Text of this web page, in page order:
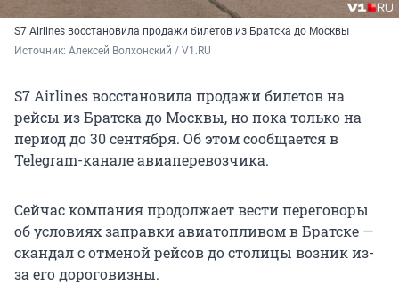
S7 Airlines восстановила продажи билетов из Братска до Москвы
Источник: Алексей Волхонский / V1.RU
S7 Airlines восстановила продажи билетов на
рейсы из Братска до Москвы, но пока только на
период до 30 сентября. Об этом сообщается в
Telegram-канале авиаперевозчика.
Сейчас компания продолжает вести переговоры
об условиях заправки авиатопливом в Братске —
скандал с отменой рейсов до столицы возник из-
за его дороговизны.